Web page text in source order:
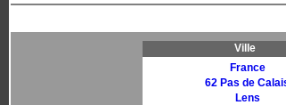
Ville
France
62 Pas de
Lens